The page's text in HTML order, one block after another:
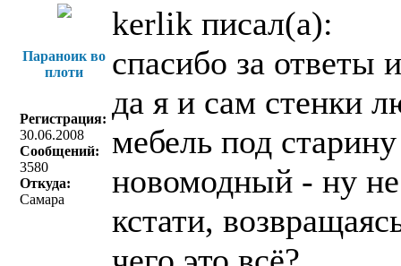
Параноик во
плоти
Регистрация:
30.06.2008
Сообщений:
3580
Откуда:
Самара
kerlik писал(a):
спасибо за ответы
да я и сам стенки
мебель под
новомодный - ну не
кстати,